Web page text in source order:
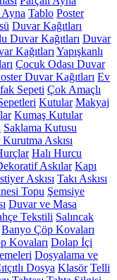
Ayna Tablo Poster
Duvar Kağıtları
Duvar Kağıtları Duvar
Kağıtları Yapışkanlı
Çocuk Odası Duvar
Duvar Kağıtları Ev
Sepeti Çok Amaçlı
Kutular Makyaj
Kumaş Kutular
Saklama Kutusu
Kurutma Askısı
Halı Hurcu
Askılar Kapı
Askısı Takı Askısı
Topu Şemsiye
Duvar ve Masa
Tekstili Salıncak
Banyo Çöp Kovaları
Kovaları Dolap İçi
Dosyalama ve
Dosya Klasör Telli